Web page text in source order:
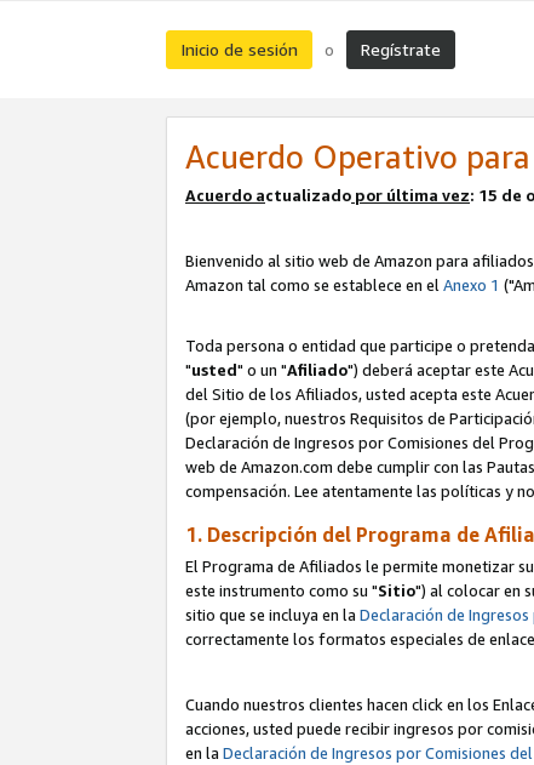
Inicio de sesión o Regístrate
Acuerdo Operativo
Acuerdo actualizado por última vez: 15 de
Bienvenido al sitio web de Amazon para
Amazon tal como se establece en elAnexo 1
Toda persona o entidad que participe o
"usted" o un "Afiliado") deberá aceptar este
del Sitio de los Afiliados, usted acepta este
(por ejemplo, nuestros Requisitos de
Declaración de Ingresos por Comisiones del
web de Amazon.com debe cumplir con las
compensación. Lee atentamente las políticas y
1. Descripción del Programa de
El Programa de Afiliados le permite monetizar
este instrumento como su "Sitio") al colocar en
sitio que se incluya en la Declaración de
correctamente los formatos especiales de
Cuando nuestros clientes hacen click en los
acciones, usted puede recibir ingresos por
en la Declaración de Ingresos por Comisiones